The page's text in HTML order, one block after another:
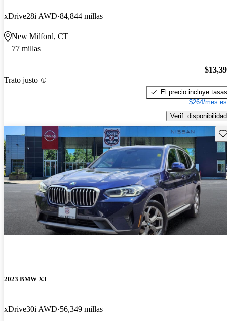
xDrive28i AWD 84,844 millas
New Milford, CT
77 millas
Trato justo
El precio incluye tasas
$264/mes
Verif. disponibilidad
2023 BMW X3
xDrive30i AWD 56,349 millas